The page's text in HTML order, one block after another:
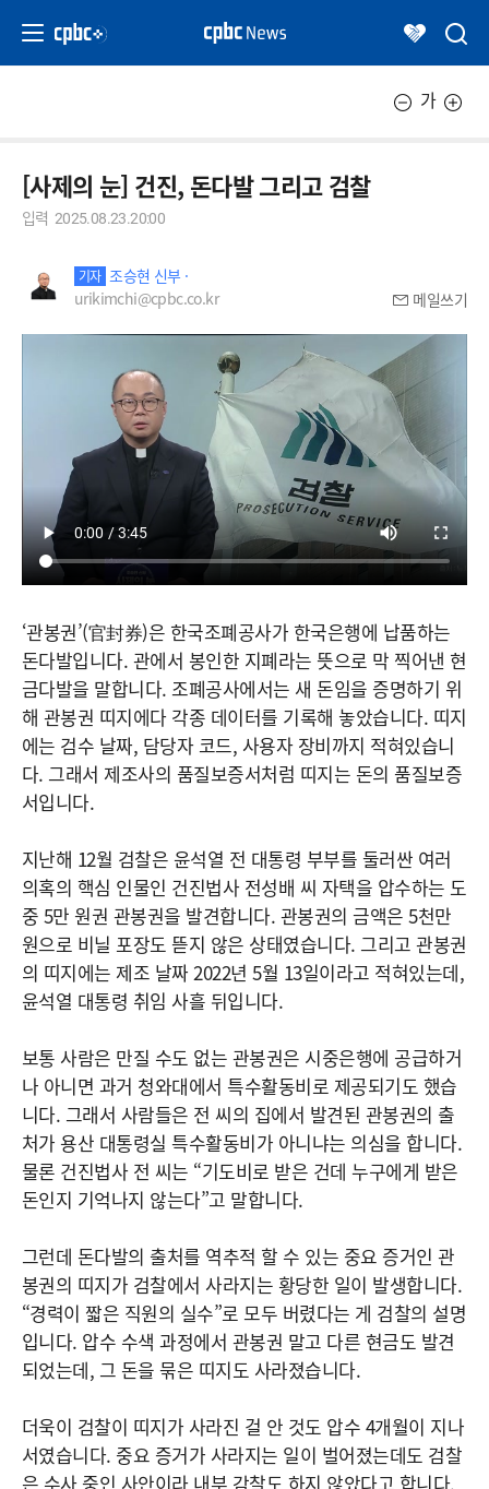
가
[사제의 눈] 건진, 돈다발 그리고 검찰
입력 2025.08.23.20:00
기자 조승현 신부 ·
urikimchi@cpbc.co.kr
메일쓰기
‘관봉권’(官封券)은 한국조폐공사가 한국은행에 납품하는
돈다발입니다. 관에서 봉인한 지폐라는 뜻으로 막 찍어낸 현
금다발을 말합니다. 조폐공사에서는 새 돈임을 증명하기 위
해 관봉권 띠지에다 각종 데이터를 기록해 놓았습니다. 띠지
에는 검수 날짜, 담당자 코드, 사용자 장비까지 적혀있습니
다. 그래서 제조사의 품질보증서처럼 띠지는 돈의 품질보증
서입니다.
지난해 12월 검찰은 윤석열 전 대통령 부부를 둘러싼 여러
의혹의 핵심 인물인 건진법사 전성배 씨 자택을 압수하는 도
중 5만 원권 관봉권을 발견합니다. 관봉권의 금액은 5천만
원으로 비닐 포장도 뜯지 않은 상태였습니다. 그리고 관봉권
의 띠지에는 제조 날짜 2022년 5월 13일이라고 적혀있는데,
윤석열 대통령 취임 사흘 뒤입니다.
보통 사람은 만질 수도 없는 관봉권은 시중은행에 공급하거
나 아니면 과거 청와대에서 특수활동비로 제공되기도 했습
니다. 그래서 사람들은 전 씨의 집에서 발견된 관봉권의 출
처가 용산 대통령실 특수활동비가 아니냐는 의심을 합니다.
물론 건진법사 전 씨는 “기도비로 받은 건데 누구에게 받은
돈인지 기억나지 않는다”고 말합니다.
그런데 돈다발의 출처를 역추적 할 수 있는 중요 증거인 관
봉권의 띠지가 검찰에서 사라지는 황당한 일이 발생합니다.
“경력이 짧은 직원의 실수”로 모두 버렸다는 게 검찰의 설명
입니다. 압수 수색 과정에서 관봉권 말고 다른 현금도 발견
되었는데, 그 돈을 묶은 띠지도 사라졌습니다.
더욱이 검찰이 띠지가 사라진 걸 안 것도 압수 4개월이 지나
서였습니다. 중요 증거가 사라지는 일이 벌어졌는데도 검찰
은 수사 중인 사안이라 내부 감찰도 하지 않았다고 합니다.